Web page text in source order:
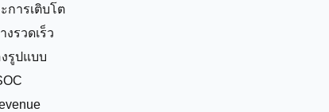
การเติบโต
งรวดเร็ว
รูปแบบ